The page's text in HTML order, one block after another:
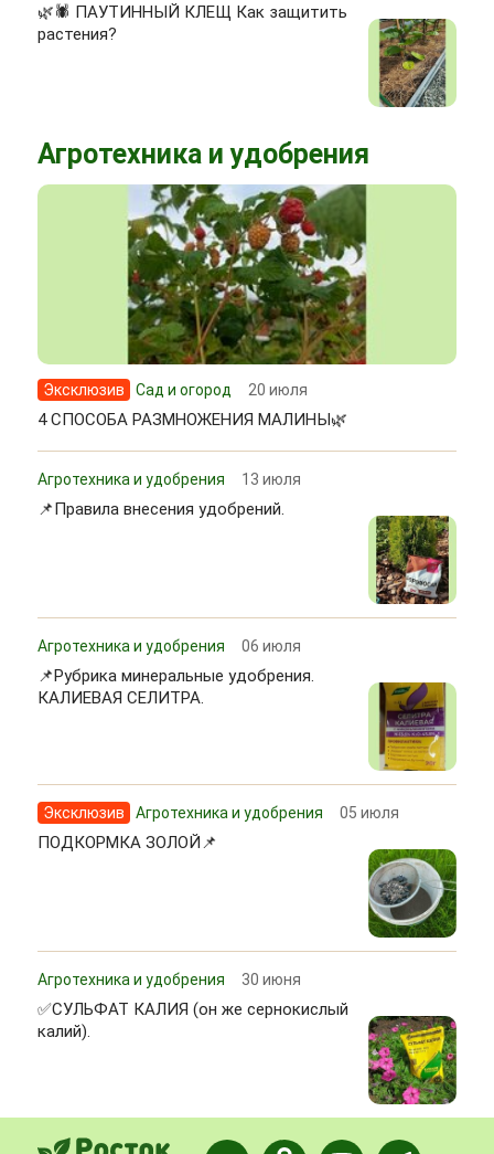
🌿🕷 ПАУТИННЫЙ КЛЕЩ Как защитить
растения?
Агротехника и удобрения
Эксклюзив Сад и огород 20 июля
4 СПОСОБА РАЗМНОЖЕНИЯ МАЛИНЫ🌿
Агротехника и удобрения 13 июля
📌Правила внесения удобрений.
Агротехника и удобрения 06 июля
📌Рубрика минеральные удобрения.
КАЛИЕВАЯ СЕЛИТРА.
Эксклюзив Агротехника и удобрения 05 июля
ПОДКОРМКА ЗОЛОЙ📌
Агротехника и удобрения 30 июня
✅СУЛЬФАТ КАЛИЯ (он же сернокислый
калий).